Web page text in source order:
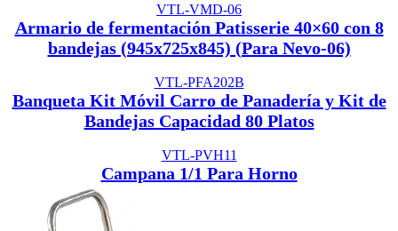
VTL-VMD-06
Armario de fermentación Patisserie 40×60 con 8
bandejas (945x725x845) (Para Nevo-06)
VTL-PFA202B
Banqueta Kit Móvil Carro de Panadería y Kit de
Bandejas Capacidad 80 Platos
VTL-PVH11
Campana 1/1 Para Horno